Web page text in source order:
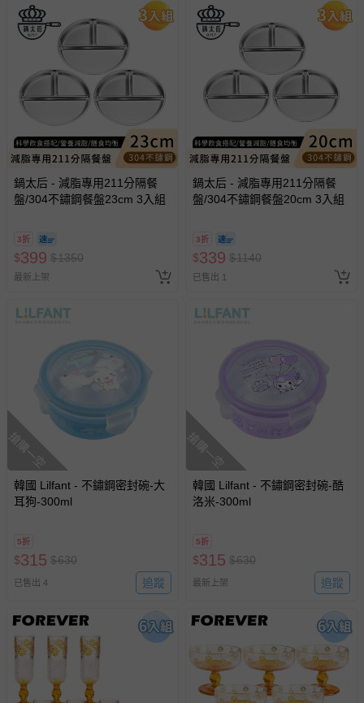
鍋太后 - 減脂專用211分隔餐
盤/304不鏽鋼餐盤23cm 3入組
3折
$399 $1350
最新上架
鍋太后 - 減脂專用211分隔餐
盤/304不鏽鋼餐盤20cm 3入組
3折
$339 $1140
已售出 1
搶購一空
韓國 Lilfant - 不鏽鋼密封碗-大
耳狗-300ml
5折
$315 $630
已售出 4 追蹤
搶購一空
韓國 Lilfant - 不鏽鋼密封碗-酷
洛米-300ml
5折
$315 $630
最新上架 追蹤